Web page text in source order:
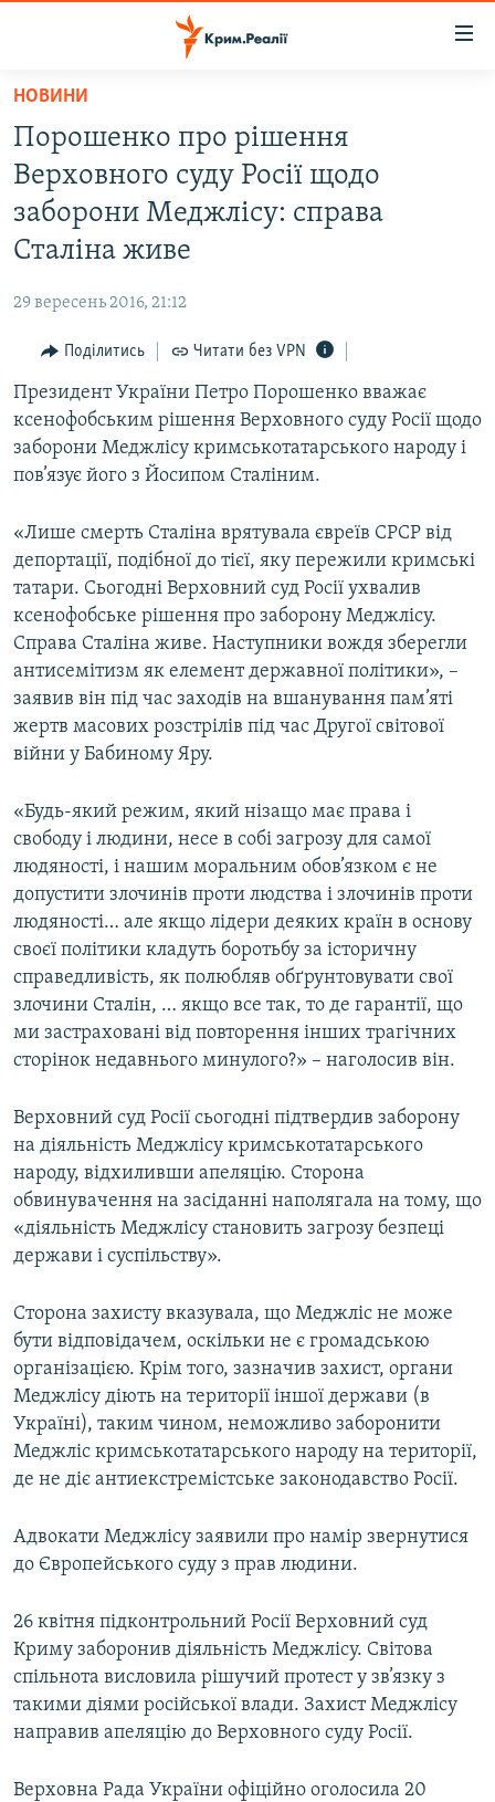
Перейти
основного
матеріалу
Перейти
до
основної
Перейти
пошуку
ВОДА.КРИМ
ВІДЕО ТА ФОТО
ПОЛІТИКА
ПОГЛЯД
ІНТЕРВ'Ю
ВСЕ ЗА ДЕНЬ
СПЕЦПРОЕКТИ
ДЕПОРТАЦІЯ
СВІДЧЕННЯ ОКУПАЦІЇ
УКРАЇНСЬКА ПРОБЛЕМА КРИМУ
ІНФОГРАФІКА
ЯК ОБІЙТИ БЛОКУВАННЯ
Русский
Qırımtatar
ДОЛУЧАЙСЯ!
Усі сайти RFE/RL
НОВИНИ
Порошенко про рішення
Верховного суду Росії щодо
заборони Меджлісу: справа
Сталіна живе
29 вересень 2016, 21:12
Поділитись Читати без VPN
Президент України Петро Порошенко вважає
ксенофобським рішення Верховного суду Росії щодо
заборони Меджлісу кримськотатарського народу і
пов’язує його з Йосипом Сталіним.
«Лише смерть Сталіна врятувала євреїв СРСР від
депортації, подібної до тієї, яку пережили кримські
татари. Сьогодні Верховний суд Росії ухвалив
ксенофобське рішення про заборону Меджлісу.
Справа Сталіна живе. Наступники вождя зберегли
антисемітизм як елемент державної політики», –
заявив він під час заходів на вшанування пам’яті
жертв масових розстрілів під час Другої світової
війни у Бабиному Яру.
«Будь-який режим, який нізащо має права і
свободу і людини, несе в собі загрозу для самої
людяності, і нашим моральним обов’язком є не
допустити злочинів проти людства і злочинів проти
людяності… але якщо лідери деяких країн в основу
своєї політики кладуть боротьбу за історичну
справедливість, як полюбляв обґрунтовувати свої
злочини Сталін, … якщо все так, то де гарантії, що
ми застраховані від повторення інших трагічних
сторінок недавнього минулого?» – наголосив він.
Верховний суд Росії сьогодні підтвердив заборону
на діяльність Меджлісу кримськотатарського
народу, відхиливши апеляцію. Сторона
обвинувачення на засіданні наполягала на тому, що
«діяльність Меджлісу становить загрозу безпеці
держави і суспільству».
Сторона захисту вказувала, що Меджліс не може
бути відповідачем, оскільки не є громадською
організацією. Крім того, зазначив захист, органи
Меджлісу діють на території іншої держави (в
Україні), таким чином, неможливо заборонити
Меджліс кримськотатарського народу на території,
де не діє антиекстремістське законодавство Росії.
Адвокати Меджлісу заявили про намір звернутися
до Європейського суду з прав людини.
26 квітня підконтрольний Росії Верховний суд
Криму заборонив діяльність Меджлісу. Світова
спільнота висловила рішучий протест у зв’язку з
такими діями російської влади. Захист Меджлісу
направив апеляцію до Верховного суду Росії.
Верховна Рада України офіційно оголосила 20